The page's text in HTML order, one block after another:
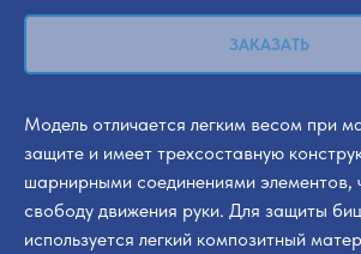
ЗАКАЗАТЬ
Модель отличается легким весом при
защите и имеет трехсоставную
шарнирными соединениями элементов,
свободу движения руки. Для защиты
используется легкий композитный